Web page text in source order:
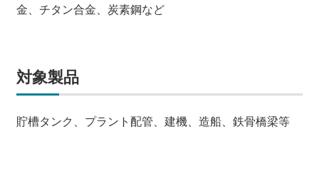
金、チタン合金、炭素鋼など
対象製品
貯槽タンク、プラント配管、建機、造船、鉄骨橋梁等